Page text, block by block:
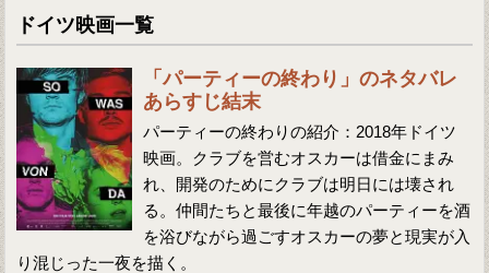
ドイツ映画一覧
「パーティーの終わり」のネタバレ
あらすじ結末
パーティーの終わりの紹介：2018年ドイツ
映画。クラブを営むオスカーは借金にまみ
れ、開発のためにクラブは明日には壊され
る。仲間たちと最後に年越のパーティーを酒
を浴びながら過ごすオスカーの夢と現実が入
り混じった一夜を描く。